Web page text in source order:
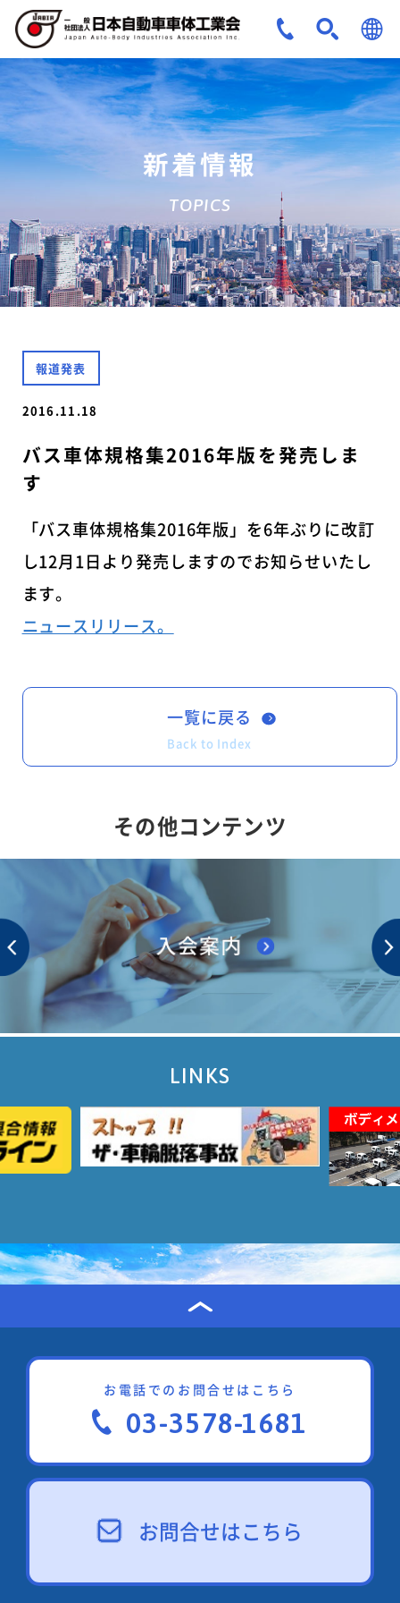
JPN
ENG
新着情報
TOPICS
報道発表
2016.11.18
バス車体規格集2016年版を発売しま
す
「バス車体規格集2016年版」を6年ぶりに改訂
し12月1日より発売しますのでお知らせいたし
ます。
ニュースリリース。
一覧に戻る
Back to Index
その他コンテンツ
LINKS
お電話でのお問合せはこちら
03-3578-1681
お問合せはこちら